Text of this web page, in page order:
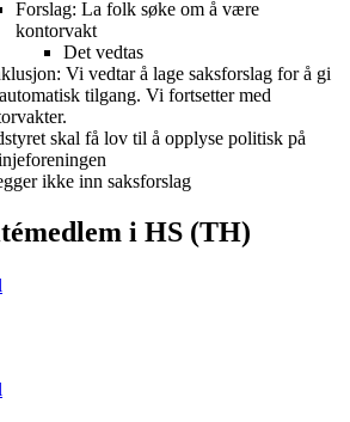
Forslag: La folk søke om å være
kontorvakt
Det vedtas
Vi vedtar å lage saksforslag for å gi
tilgang. Vi fortsetter med
skal få lov til å opplyse politisk på
ikke inn saksforslag
i HS (TH)